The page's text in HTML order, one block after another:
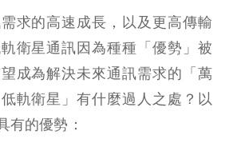
求的高速成長，以及更高傳輸
衛星通訊因為種種「優勢」被
成為解決未來通訊需求的「萬
軌衛星」有什麼過人之處？以
有的優勢：